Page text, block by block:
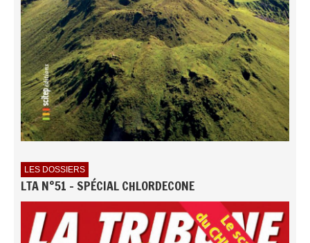
LES DOSSIERS
LTA N°51 - SPÉCIAL CHLORDECONE